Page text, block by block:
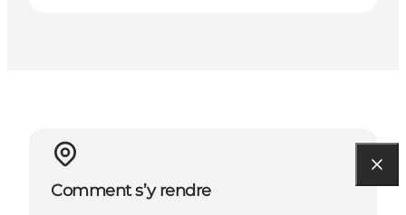
Comment s’y rendre